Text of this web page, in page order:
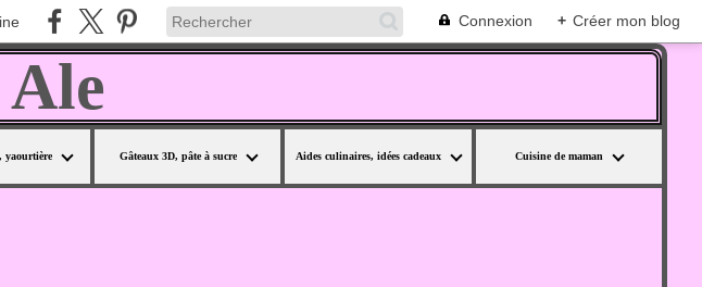
Connexion + Créer mon blog
yaourtière Gâteaux 3D, pâte à sucre Aides culinaires, idées cadeaux Cuisine de maman